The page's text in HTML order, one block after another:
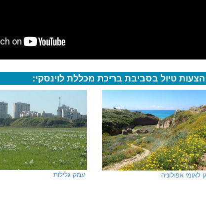
הצעות טיול בסביבת בריכת מכללת לוינסקי:
לאומי אפולוניה עמק גלילות